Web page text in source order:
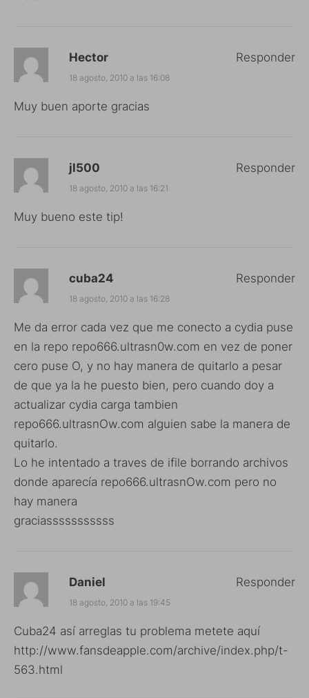
Hector
18 agosto, 2010 a las 16:08
Muy buen aporte gracias
Responder
jl500
18 agosto, 2010 a las 16:21
Muy bueno este tip!
Responder
cuba24
18 agosto, 2010 a las 16:28
Me da error cada vez que me conecto a cydia puse
en la repo repo666.ultrasn0w.com en vez de poner
cero puse O, y no hay manera de quitarlo a pesar
de que ya la he puesto bien, pero cuando doy a
actualizar cydia carga tambien
repo666.ultrasnOw.com alguien sabe la manera de
quitarlo.
Lo he intentado a traves de ifile borrando archivos
donde aparecía repo666.ultrasnOw.com pero no
hay manera
graciasssssssssss
Responder
Daniel
18 agosto, 2010 a las 19:45
Cuba24 así arreglas tu problema metete aquí
http://www.fansdeapple.com/archive/index.php/t-
563.html
Responder